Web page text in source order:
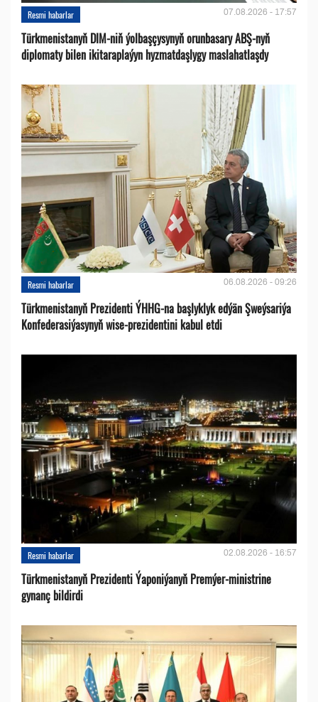
Resmi habarlar 07.08.2026 - 17:57
Türkmenistanyň DIM-niň ýolbaşçysynyň orunbasary ABŞ-nyň
diplomaty bilen ikitaraplaýyn hyzmatdaşlygy maslahatlaşdy
Resmi habarlar 06.08.2026 - 09:26
Türkmenistanyň Prezidenti ÝHHG-na başlyklyk edýän Şweýsariýa
Konfederasiýasynyň wise-prezidentini kabul etdi
Resmi habarlar 02.08.2026 - 16:57
Türkmenistanyň Prezidenti Ýaponiýanyň Premýer-ministrine
gynanç bildirdi